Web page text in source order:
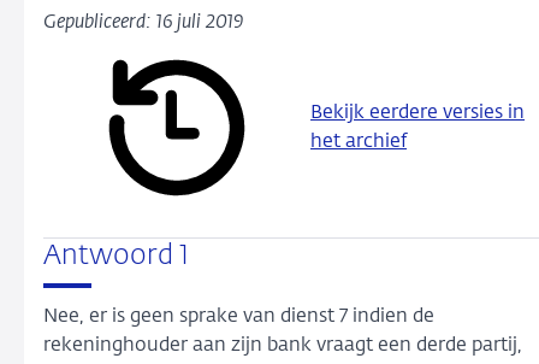
Gepubliceerd: 16 juli 2019
Bekijk eerdere versies in
het archief
Antwoord 1
Nee, er is geen sprake van dienst 7 indien de
rekeninghouder aan zijn bank vraagt een derde partij,